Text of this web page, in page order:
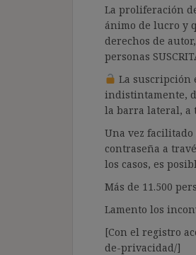
La proliferación
ánimo de lucro y
derechos de
personas
La suscripción
indistintamente,
la barra lateral, a
Una vez
contraseña a
los casos, es
Más de 11.500
Lamento los
[Con el registro
de-privacidad/]